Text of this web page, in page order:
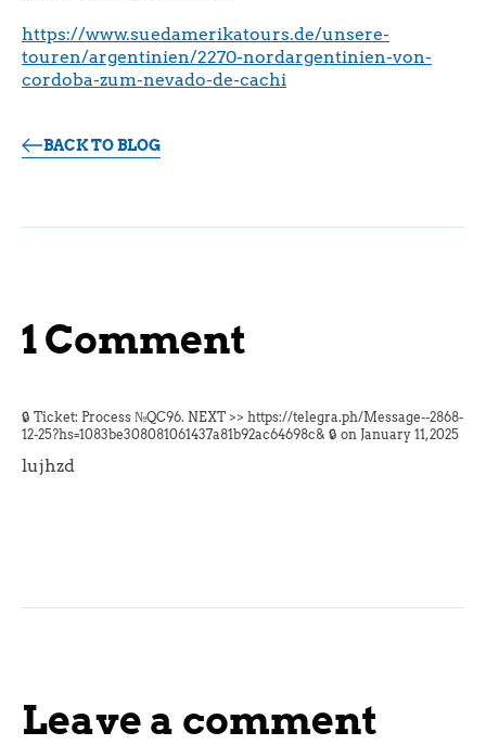
https://www.suedamerikatours.de/unsere-
touren/argentinien/2270-nordargentinien-von-
cordoba-zum-nevado-de-cachi
BACK TO BLOG
1 Comment
lujhzd
🔒 Ticket: Process №QC96. NEXT >> https://telegra.ph/Message--2868-
12-25?hs=1083be308081061437a81b92ac64698c& 🔒 on January 11, 2025
Leave a comment